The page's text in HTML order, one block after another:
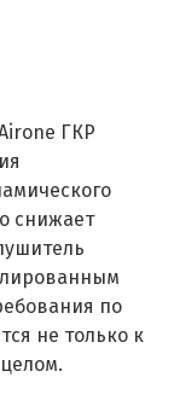
ГКР
снижает
по
не только к